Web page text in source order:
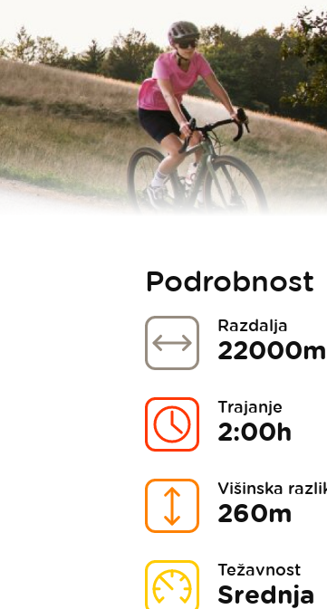
Podrobnost
Razdalja
22000m
Trajanje
2:00h
Višinska
260m
Težavnost
Srednja